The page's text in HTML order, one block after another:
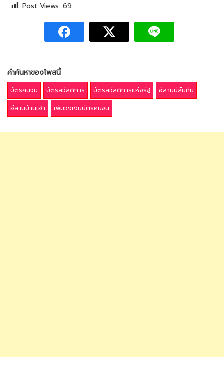
Post Views: 69
คำค้นหาของโพสนี้
บัตรคนจน บัตรสวัสดิการ บัตรสวัสดิการแห่งรัฐ
อีสานบ่ลืมถิ่น
อีสานบ้านเฮา
เพิ่มวงเงินบัตรคนจน